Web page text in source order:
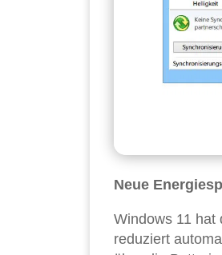
Neue
Windows 11 hat
reduziert